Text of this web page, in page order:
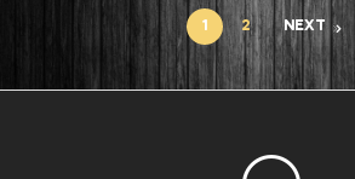
1 2 NEXT